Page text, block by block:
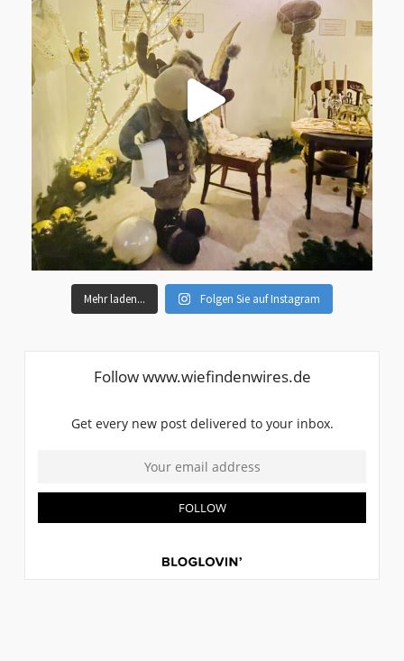
Mehr laden... Folgen Sie auf Instagram